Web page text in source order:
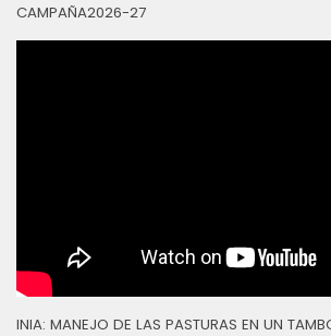
CAMPAÑA2026-27
INIA: MANEJO DE LAS PASTURAS EN UN